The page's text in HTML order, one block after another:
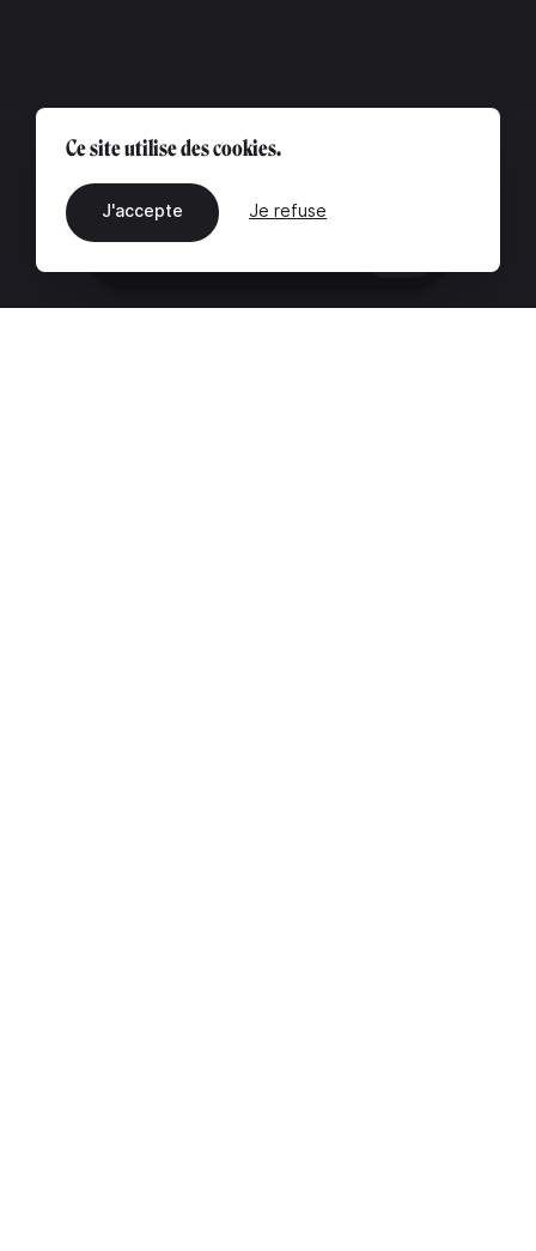
Ce site utilise des cookies.
J'accepte Je refuse